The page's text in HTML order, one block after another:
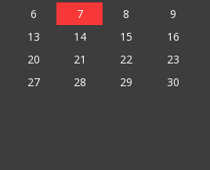
6 7 8
9
13 14 15
16
20 21 22
23
27 28 29
30